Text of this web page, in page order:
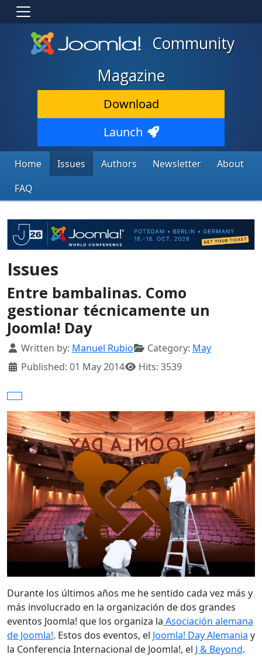
Community
Magazine
Download
Launch
Home Issues Authors Newsletter
About
FAQ
Issues
Entre bambalinas. Como
gestionar técnicamente un
Joomla! Day
Details
Written by: Manuel Rubio Category: May
Published: 01 May 2014
Hits: 3539
Durante los últimos años me he sentido cada vez más y
más involucrado en la organización de dos grandes
eventos Joomla! que los organiza la Asociación alemana
de Joomla!. Estos dos eventos, el Joomla! Day Alemania y
la Conferencia Internacional de Joomla!, el J & Beyond.